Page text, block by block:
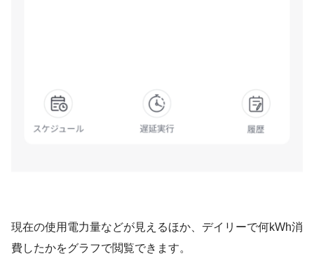
現在の使用電力量などが見えるほか、デイリーで何kWh消
費したかをグラフで閲覧できます。